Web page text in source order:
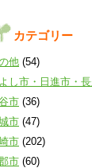
カテゴリー
他 (54)
し市・日進市・
市 (36)
市 (47)
市 (202)
市 (60)